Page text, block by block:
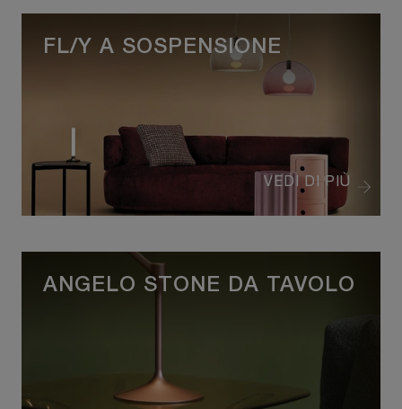
VEDI DI PIÙ
FL/Y A SOSPENSIONE
ANGELO STONE DA TAVOLO